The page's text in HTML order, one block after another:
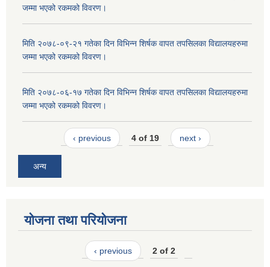
जम्मा भएको रकमको विवरण।
मिति २०७८-०९-२१ गतेका दिन विभिन्न शिर्षक वापत तपसिलका विद्यालयहरुमा
जम्मा भएको रकमको विवरण।
मिति २०७८-०६-१७ गतेका दिन विभिन्न शिर्षक वापत तपसिलका विद्यालयहरुमा
जम्मा भएको रकमको विवरण।
‹ previous 4 of 19 next ›
अन्य
योजना तथा परियोजना
‹ previous 2 of 2